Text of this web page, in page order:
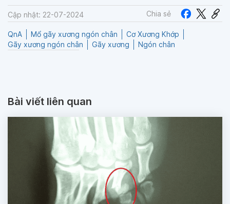
Cập nhật: 22-07-2024 Chia sẻ
QnA Mổ gãy xương ngón chân
Cơ Xương Khớp
Gãy xương ngón chân
Gãy xương Ngón chân
Bài viết liên quan